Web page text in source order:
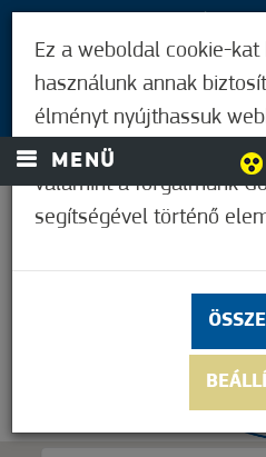
MENÜ
Ez a weboldal cookie-
használunk annak
élményt nyújthassuk
és a hirdetések
valamint a forgalmunk
segítségével történő